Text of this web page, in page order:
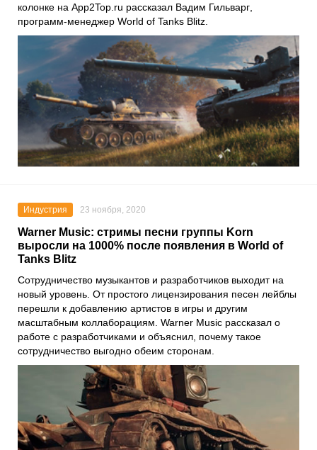
колонке на App2Top.ru рассказал Вадим Гильварг
программ-менеджер World of Tanks Blitz
Индустрия 23 ноября, 2020
Warner Music: стримы песни группы Korn
выросли на 1000% после появления в World of
Tanks Blitz
Сотрудничество музыкантов и разработчиков выходит на
новый уровень. От простого лицензирования песен лейблы
перешли к добавлению артистов в игры и другим
масштабным коллаборациям. Warner Music рассказал о
работе с разработчиками и объяснил, почему такое
сотрудничество выгодно обеим сторонам.